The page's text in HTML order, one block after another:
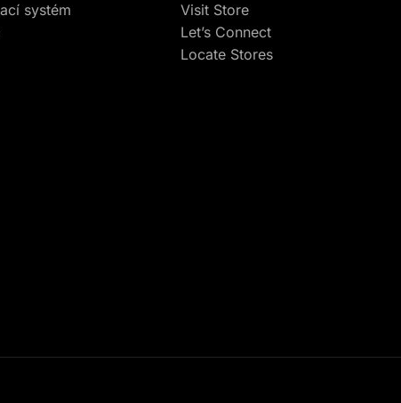
systém
Visit Store
Let’s Connect
Locate Stores